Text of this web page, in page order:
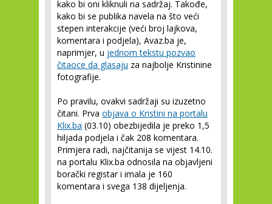
kako bi oni kliknuli na sadržaj. Takođe,
kako bi se publika navela na što veći
stepen interakcije (veći broj lajkova,
komentara i podjela), Avaz.ba je,
naprimjer, u jednom tekstu pozvao
čitaoce da glasaju za najbolje Kristinine
fotografije.
Po pravilu, ovakvi sadržaji su izuzetno
čitani. Prva objava o Kristini na portalu
Klix.ba (03.10) obezbijedila je preko 1,5
hiljada podjela i čak 208 komentara.
Primjera radi, najčitanija se vijest 14.10.
na portalu Klix.ba odnosila na objavljeni
borački registar i imala je 160
komentara i svega 138 dijeljenja.